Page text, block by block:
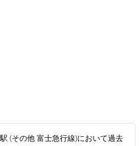
(その他 富士急行線)において過去